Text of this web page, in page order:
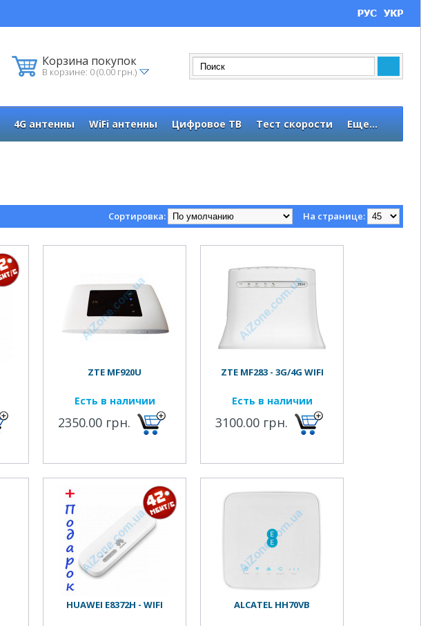
Корзина покупок
В корзине: 0 (0.00 грн.)
4G антенны WiFi антенны Цифровое ТВ Тест скорости Еще...
На странице:
Сортировка:
ZTE MF920U
Есть в наличии
2350.00 грн.
ZTE MF283 - 3G/4G WIFI
Есть в наличии
3100.00 грн.
HUAWEI E8372H - WIFI ALCATEL HH70VB